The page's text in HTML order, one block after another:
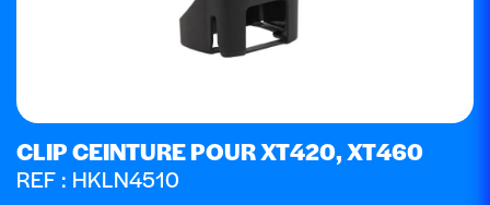
CLIP CEINTURE POUR XT420, XT460
REF : HKLN4510